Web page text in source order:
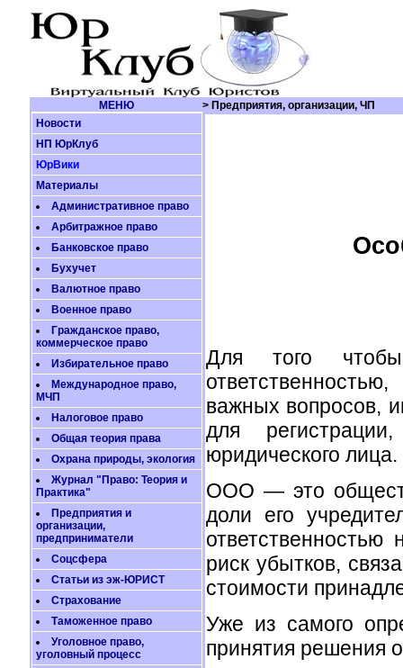
МЕНЮ
> Предприятия, организации, ЧП
Новости
НП ЮрКлуб
ЮрВики
Материалы
Административное право
Арбитражное право
Банковское право
Бухучет
Валютное право
Военное право
Гражданское право,
коммерческое право
Избирательное право
Международное право,
МЧП
Налоговое право
Общая теория права
Охрана природы, экология
Журнал "Право: Теория и
Практика"
Предприятия и
организации,
предприниматели
Соцсфера
Статьи из эж-ЮРИСТ
Страхование
Таможенное право
Уголовное право,
уголовный процесс
Для того
важных вопросов,
для
юридического лица.
ООО — это
доли его
риск убытков,
стоимости
Уже из самого
принятия решения